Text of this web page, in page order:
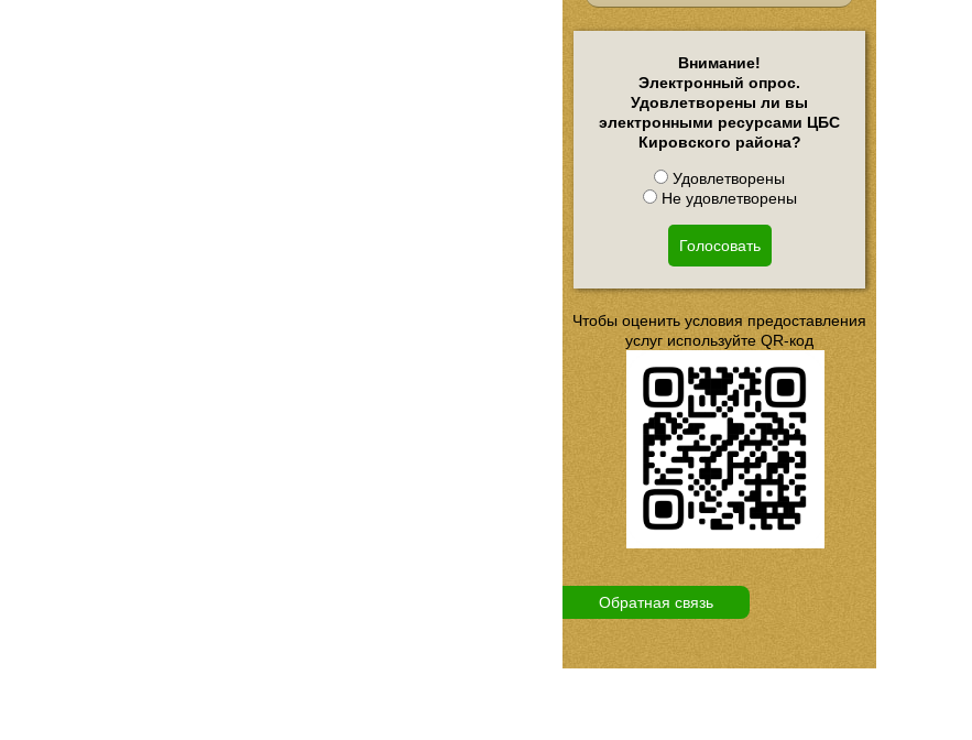
Внимание!
Электронный опрос.
Удовлетворены ли вы
электронными ресурсами ЦБС
Кировского района?
Удовлетворены
Не удовлетворены
Голосовать
Чтобы оценить условия предоставления
услуг используйте QR-код
Обратная связь